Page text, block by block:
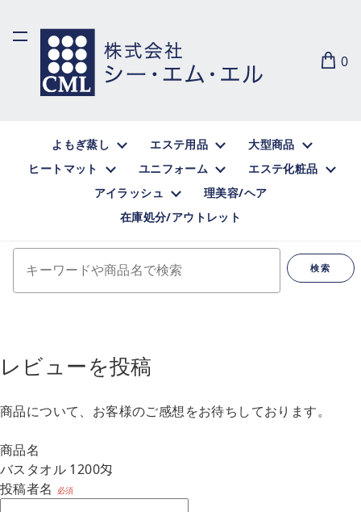
0
よもぎ蒸し エステ用品
大型商品
ヒートマット
ユニフォーム
エステ化粧品
アイラッシュ
理美容/ヘア
在庫処分/アウトレット
検索
レビューを投稿
商品について、お客様のご感想をお待ちしております。
商品名
バスタオル 1200匁
投稿者名
必須